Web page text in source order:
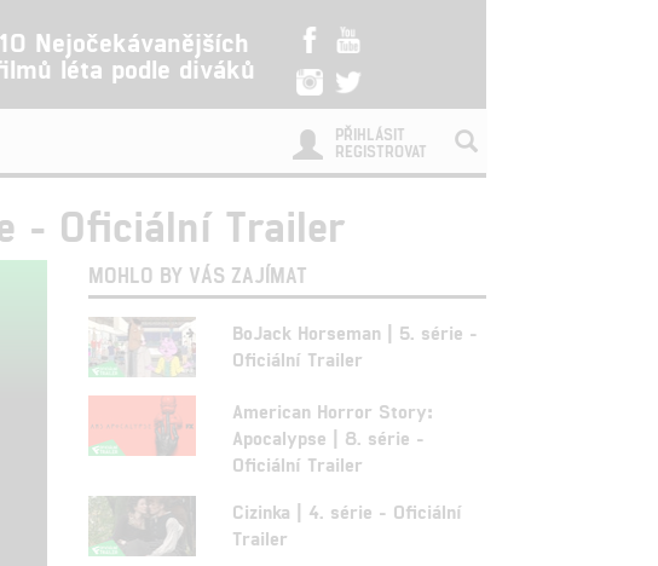
10 Nejočekávanějších
léta podle diváků
PŘIHLÁSIT
REGISTROVAT
- Oficiální Trailer
MOHLO BY VÁS ZAJÍMAT
BoJack Horseman | 5. série -
Oficiální Trailer
American Horror Story:
Apocalypse | 8. série -
Oficiální Trailer
Cizinka | 4. série - Oficiální
Trailer